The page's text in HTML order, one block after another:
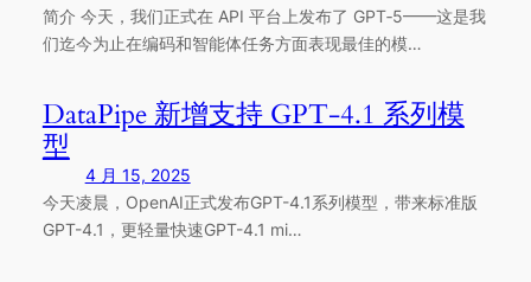
简介 今天，我们正式在 API 平台上发布了 GPT‑5——这是我
们迄今为止在编码和智能体任务方面表现最佳的模…
DataPipe 新增支持 GPT-4.1 系列模
型
4 月 15, 2025
今天凌晨，OpenAI正式发布GPT-4.1系列模型，带来标准版
GPT-4.1，更轻量快速GPT-4.1 mi…